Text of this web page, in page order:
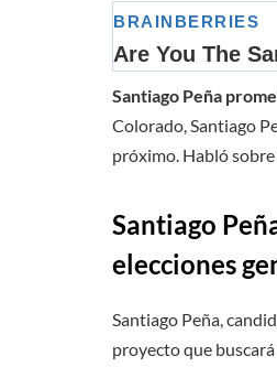
Santiago Peña
Colorado, Santiago
próximo. Habló
Santiago
elecciones
Santiago Peña,
proyecto que